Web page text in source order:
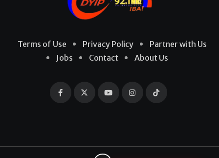
Terms of Use Privacy Policy
Partner with Us
Jobs
Contact About Us